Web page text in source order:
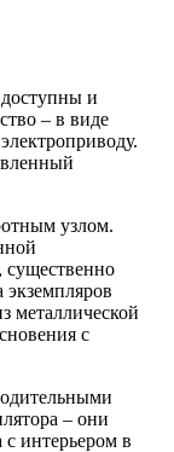
и
– в виде
узлом.
существенно
металлической
с
– они
интерьером в